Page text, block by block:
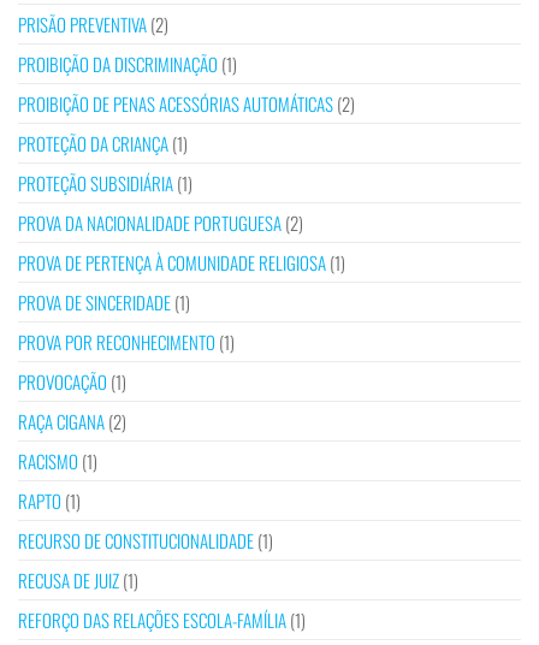
PRISÃO PREVENTIVA(2)
PROIBIÇÃO DA DISCRIMINAÇÃO (1)
PROIBIÇÃO DE PENAS ACESSÓRIAS AUTOMÁTICAS(2)
PROTEÇÃO DA CRIANÇA(1)
PROTEÇÃO SUBSIDIÁRIA(1)
PROVA DA NACIONALIDADE PORTUGUESA(2)
PROVA DE PERTENÇA À COMUNIDADE RELIGIOSA(1)
PROVA DE SINCERIDADE(1)
PROVA POR RECONHECIMENTO (1)
PROVOCAÇÃO (1)
RAÇA CIGANA(2)
RACISMO (1)
RAPTO (1)
RECURSO DE CONSTITUCIONALIDADE(1)
RECUSA DE JUIZ(1)
REFORÇO DAS RELAÇÕES ESCOLA-FAMÍLIA(1)